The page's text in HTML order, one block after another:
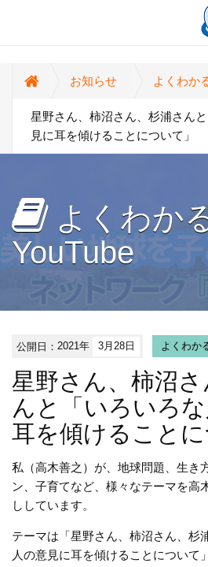
お知らせ よくわか
星野さん、柿沼さん、杉浦さん
見に耳を傾けることについて」
よくわか
YouTube
公開日：2021年 3月28日 よくわか
星野さん、柿沼さ
んと「いろいろ
耳を傾けることに
私（高木善之）が、地球問題、生き
ン、子育てなど、様々なテーマを高
ししています。
テーマは「星野さん、柿沼さん、杉
人の意見に耳を傾けることについて